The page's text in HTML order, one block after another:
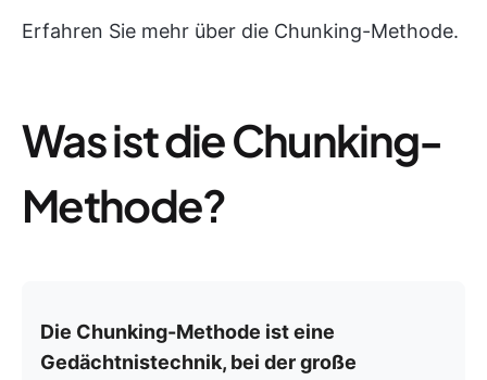
Erfahren Sie mehr über die Chunking-Methode.
Was ist die Chunking-
Methode?
Die Chunking-Methode ist eine
Gedächtnistechnik, bei der große